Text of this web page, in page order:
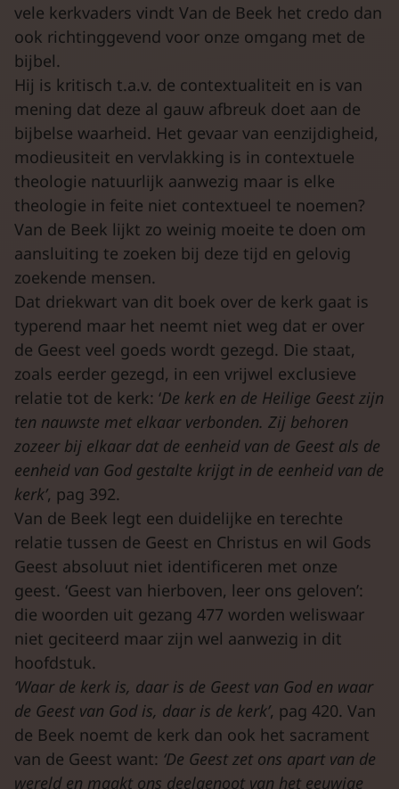
vele kerkvaders vindt Van de Beek het credo dan
ook richtinggevend voor onze omgang met de
bijbel.
Hij is kritisch t.a.v. de contextualiteit en is van
mening dat deze al gauw afbreuk doet aan de
bijbelse waarheid. Het gevaar van eenzijdigheid,
modieusiteit en vervlakking is in contextuele
theologie natuurlijk aanwezig maar is elke
theologie in feite niet contextueel te noemen?
Van de Beek lijkt zo weinig moeite te doen om
aansluiting te zoeken bij deze tijd en gelovig
zoekende mensen.
Dat driekwart van dit boek over de kerk gaat is
typerend maar het neemt niet weg dat er over
de Geest veel goeds wordt gezegd. Die staat,
zoals eerder gezegd, in een vrijwel exclusieve
relatie tot de kerk: ‘De kerk en de Heilige Geest zijn
ten nauwste met elkaar verbonden. Zij behoren
zozeer bij elkaar dat de eenheid van de Geest als de
eenheid van God gestalte krijgt in de eenheid van de
kerk’, pag 392.
Van de Beek legt een duidelijke en terechte
relatie tussen de Geest en Christus en wil Gods
Geest absoluut niet identificeren met onze
geest. ‘Geest van hierboven, leer ons geloven’:
die woorden uit gezang 477 worden weliswaar
niet geciteerd maar zijn wel aanwezig in dit
hoofdstuk.
‘Waar de kerk is, daar is de Geest van God en waar
de Geest van God is, daar is de kerk’, pag 420. Van
de Beek noemt de kerk dan ook het sacrament
van de Geest want: ‘De Geest zet ons apart van de
wereld en maakt ons deelgenoot van het eeuwige